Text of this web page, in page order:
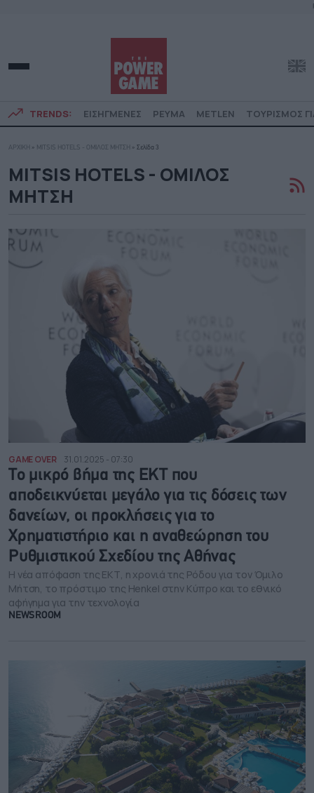
TRENDS: ΕΙΣΗΓΜΕΝΕΣ ΡΕΥΜΑ METLEN ΤΟΥΡΙΣΜΟΣ
ΑΡΧΙΚΗ » MITSIS HOTELS - ΟΜΙΛΟΣ ΜΗΤΣΗ » Σελίδα 3
MITSIS HOTELS - ΟΜΙΛΟΣ
ΜΗΤΣΗ
GAME OVER 31.01.2025 - 07:30
Το μικρό βήμα της ΕΚΤ που
αποδεικνύεται μεγάλο για τις δόσεις των
δανείων, οι προκλήσεις για το
Χρηματιστήριο και η αναθεώρηση του
Ρυθμιστικού Σχεδίου της Αθήνας
H νέα απόφαση της ΕΚΤ, η χρονιά της Ρόδου για τον Όμιλο
Μήτση, το πρόστιμο της Henkel στην Κύπρο και το εθνικό
αφήγημα για την τεχνολογία
NEWSROOM